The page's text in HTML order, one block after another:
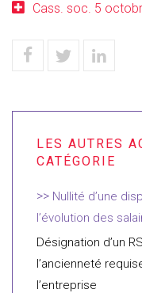
Cass. soc. 5
Nullité d’une
l’évolution des
Désignation d’un
l’ancienneté
l’entreprise